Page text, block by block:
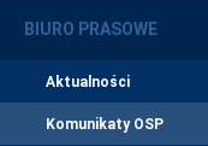
BIURO PRASOWE
Aktualności
Komunikaty OSP